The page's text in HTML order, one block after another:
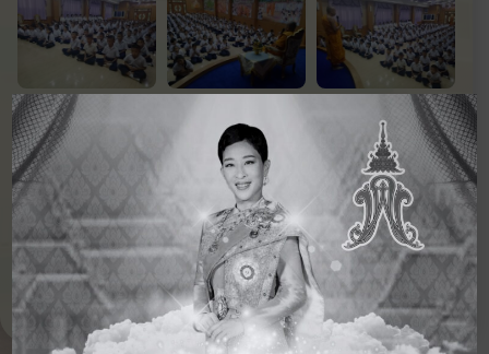
‹ กิจกรรม
ก่อนหน้า
ดูภาพกิจกรรม
อื่นๆ ในปี 2562
กิจกรรม
ถัดไป ›